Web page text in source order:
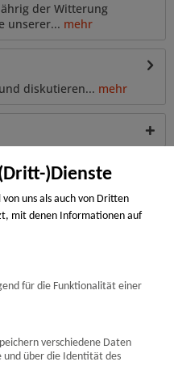
)Dienste
uns als auch von Dritten
mit denen Informationen auf
Ihrem Endgerät abgerufen
und Statistik-Cookies. Bei den
solche, die technisch notwendig
bereitzustellen, die übrigen
Ihnen erteilten Einwilligung
die das 16. Lebensjahr
die Zustimmung der
jederzeit mit Wirkung
für die Funktionalität einer
verschiedene Daten
und über die Identität des
der Witterung
unserer... mehr
diskutieren... mehr